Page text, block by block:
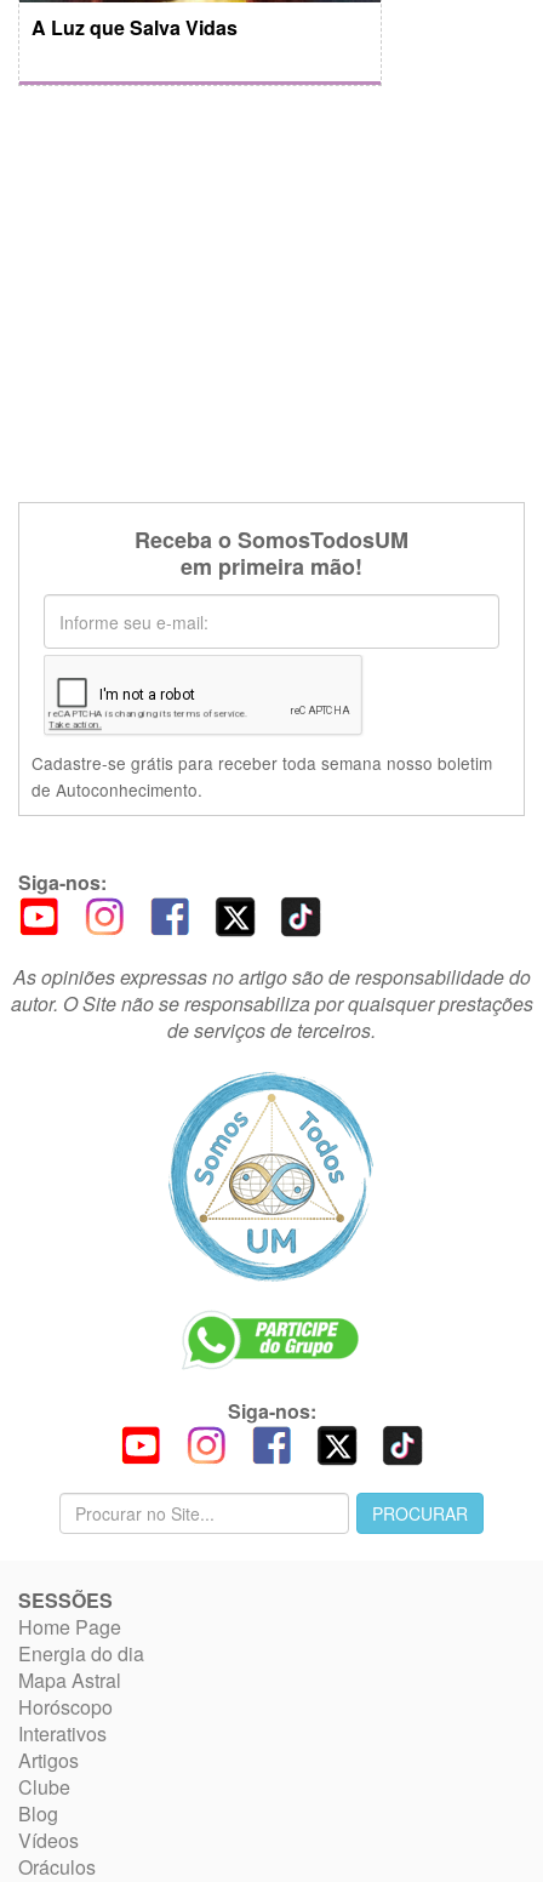
A Luz que Salva Vidas
Receba o SomosTodosUM
em primeira mão!
Cadastre-se grátis para receber toda semana nosso boletim
de Autoconhecimento.
Siga-nos:
As opiniões expressas no artigo são de responsabilidade do
autor. O Site não se responsabiliza por quaisquer prestações
de serviços de terceiros.
Siga-nos:
SESSÕES
Home Page
Energia do dia
Mapa Astral
Horóscopo
Interativos
Artigos
Clube
Blog
Vídeos
Oráculos